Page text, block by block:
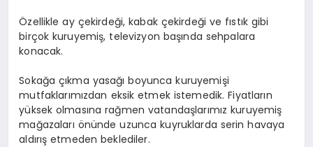
SPOR
TEKNOLOJI
Özellikle ay çekirdeği, kabak çekirdeği ve fıstık gibi
birçok kuruyemiş, televizyon başında sehpalara
konacak.
Sokağa çıkma yasağı boyunca kuruyemişi
mutfaklarımızdan eksik etmek istemedik. Fiyatların
yüksek olmasına rağmen vatandaşlarımız kuruyemiş
mağazaları önünde uzunca kuyruklarda serin havaya
aldırış etmeden beklediler.